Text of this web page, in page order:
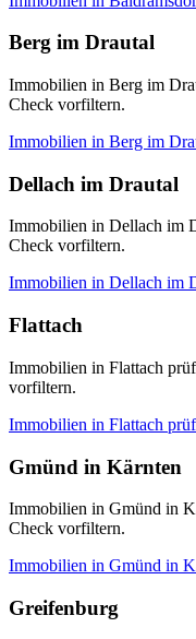
Berg im Drautal
Immobilien in Berg im
Check vorfiltern.
Immobilien in Berg im
Dellach im Drautal
Immobilien in Dellach im
Check vorfiltern.
Immobilien in Dellach im
Flattach
Immobilien in Flattach
vorfiltern.
Immobilien in Flattach
Gmünd in Kärnten
Immobilien in Gmünd in
Check vorfiltern.
Immobilien in Gmünd in
Greifenburg